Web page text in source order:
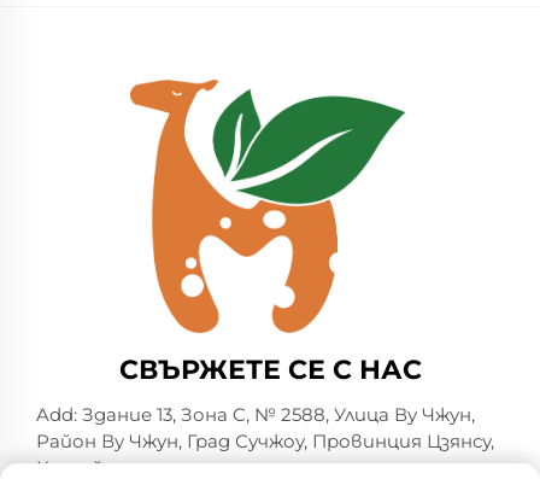
СВЪРЖЕТЕ СЕ С НАС
Add: Здание 13, Зона C, № 2588, Улица Ву Чжун,
Район Ву Чжун, Град Сучжоу, Провинция Цзянсу,
Китай